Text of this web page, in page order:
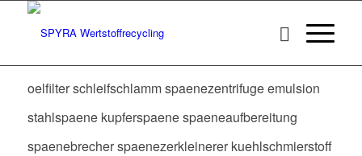
oelfilter schleifschlamm spaenezentrifuge emulsion
stahlspaene kupferspaene spaeneaufbereitung
spaenebrecher spaenezerkleinerer kuehlschmierstoff